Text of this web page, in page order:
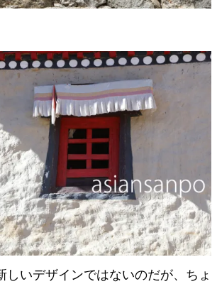
しいデザインではないのだが、ちょ